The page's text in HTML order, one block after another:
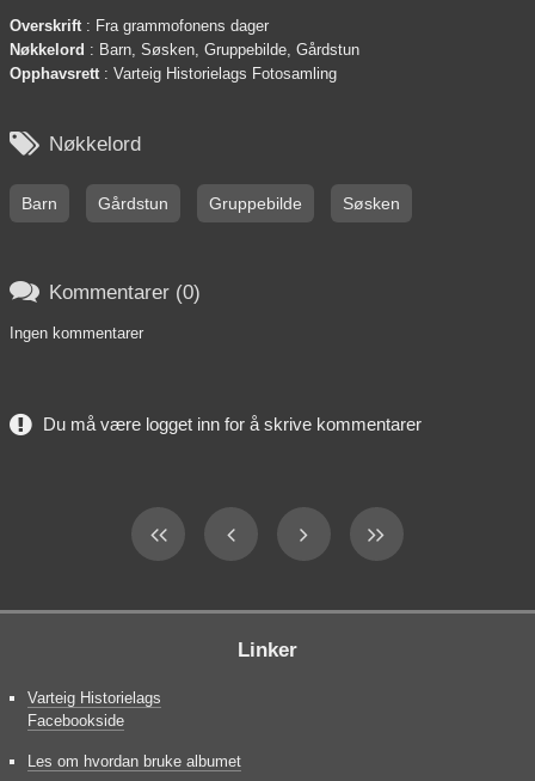
Overskrift: Fra grammofonens dager
Nøkkelord : Barn, Søsken, Gruppebilde, Gårdstun
Opphavsrett: Varteig Historielags Fotosamling
 Nøkkelord
Barn Gårdstun Gruppebilde Søsken
 Kommentarer (0)
Ingen kommentarer
Du må være logget inn for å skrive kommentarer
Linker
Varteig Historielags
Facebookside
Les om hvordan bruke albumet